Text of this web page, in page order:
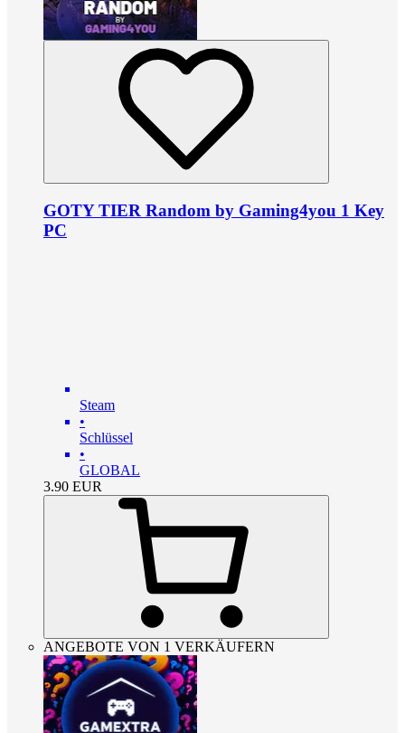
GOTY TIER Random by Gaming4you 1 Key
PC
Steam
•
Schlüssel
•
GLOBAL
3.90 EUR
ANGEBOTE VON 1 VERKÄUFERN